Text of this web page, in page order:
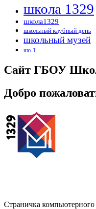
школа 1329
школа1329
школьный клубный день
школьный музей
шо-1
Сайт ГБОУ
Добро
Страничка